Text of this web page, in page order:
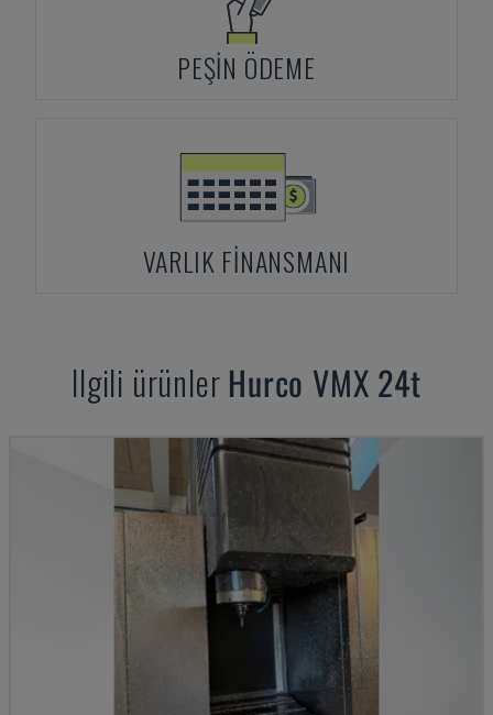
PEŞIN ÖDEME
VARLIK FINANSMANI
Ilgili ürünler Hurco VMX 24t